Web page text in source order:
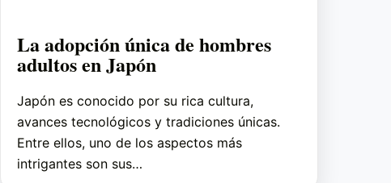
La adopción única de hombres
adultos en Japón
Japón es conocido por su rica cultura,
avances tecnológicos y tradiciones únicas.
Entre ellos, uno de los aspectos más
intrigantes son sus…